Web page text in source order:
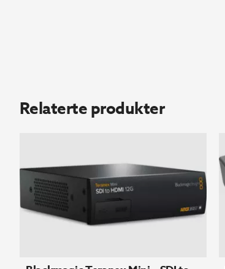
Relaterte produkter